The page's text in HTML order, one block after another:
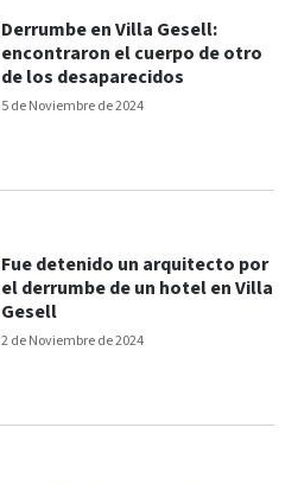
5 de Noviembre de 2024
Derrumbe en Villa Gesell:
encontraron el cuerpo de otro
de los desaparecidos
2 de Noviembre de 2024
Fue detenido un arquitecto por
el derrumbe de un hotel en Villa
Gesell